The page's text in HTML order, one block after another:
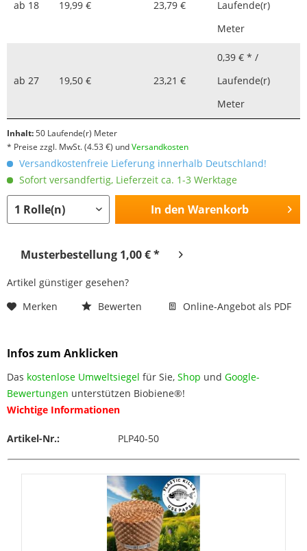
ab 18 19,99 € 23,79 €
Laufende(r)
Meter
ab 27 19,50 € 23,21 €
0,39 € * /
Laufende(r)
Meter
Inhalt:50 Laufende(r) Meter
* Preise zzgl. MwSt.(4.53 €) undVersandkosten
Versandkostenfreie Lieferung innerhalb Deutschland!
Sofort versandfertig, Lieferzeit ca. 1-3 Werktage
In den Warenkorb
Musterbestellung 1,00 € *
Artikel günstiger gesehen?
Merken
Bewerten Online-Angebot als PDF
Infos zum Anklicken
Das kostenlose Umweltsiegel für Sie, Shop und Google-
Bewertungen unterstützen Biobiene®!
Wichtige Informationen
Artikel-Nr.: PLP40-50